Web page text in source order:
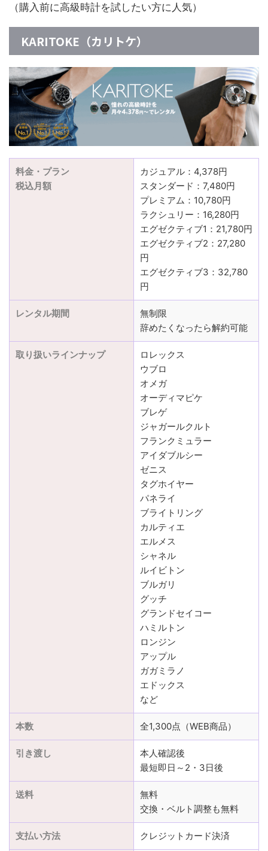
（購入前に高級時計を試したい方に人気）
KARITOKE（カリトケ）
料金・プラン
税込月額
カジュアル：4,378円
スタンダード：7,480円
プレミアム：10,780円
ラクシュリー：16,280円
エグゼクティブ1：21,780円
エグゼクティブ2：27,280
円
エグゼクティブ3：32,780
円
レンタル期間
無制限
辞めたくなったら解約可能
取り扱いラインナップ
ロレックス
ウブロ
オメガ
オーディマピケ
ブレゲ
ジャガールクルト
フランクミュラー
アイダブルシー
ゼニス
タグホイヤー
パネライ
ブライトリング
カルティエ
エルメス
シャネル
ルイビトン
ブルガリ
グッチ
グランドセイコー
ハミルトン
ロンジン
アップル
ガガミラノ
エドックス
など
本数 全1,300点（WEB商品）
引き渡し
本人確認後
最短即日～2・3日後
送料
無料
交換・ベルト調整も無料
支払い方法 クレジットカード決済